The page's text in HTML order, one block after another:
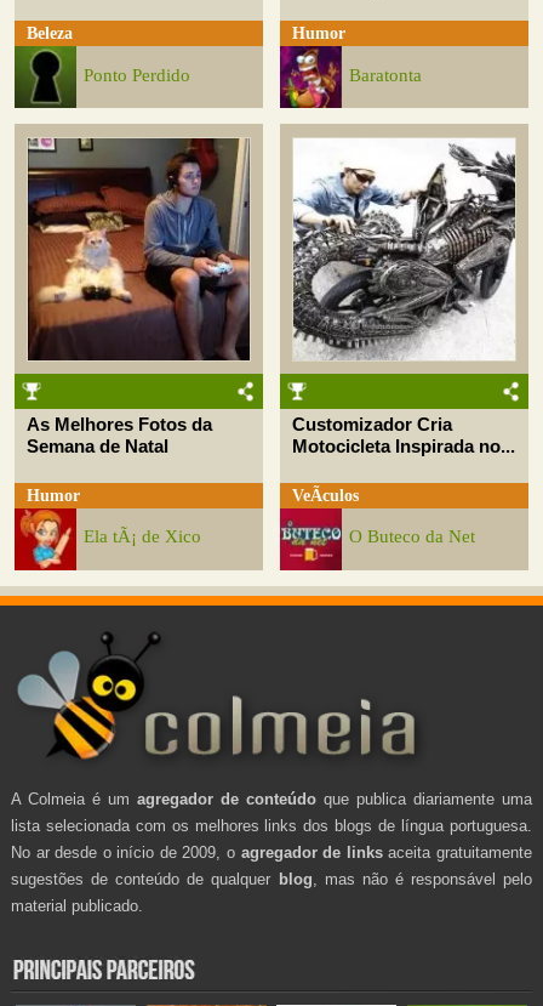
Beleza
Ponto Perdido
Humor
Baratonta
As Melhores Fotos da
Semana de Natal
Humor
Ela tÃ¡ de Xico
Customizador Cria
Motocicleta Inspirada no...
VeÃ­culos
O Buteco da Net
A Colmeia é um agregador de conteúdo que publica diariamente uma
lista selecionada com os melhores links dos blogs de língua portuguesa.
No ar desde o início de 2009, o agregador de linksaceita gratuitamente
sugestões de conteúdo de qualquer blog , mas não é responsável pelo
material publicado.